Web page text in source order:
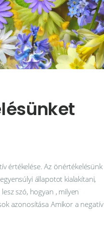
értékelése. Az önértékelésünk
állapotot kialakítani,
szó, hogyan , milyen
azonosítása Amikor a negatív